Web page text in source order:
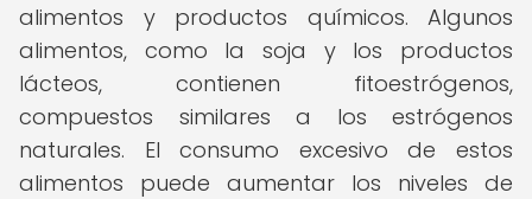
alimentos y productos químicos. Algunos
alimentos, como la soja y los productos
lácteos, contienen fitoestrógenos,
compuestos similares a los estrógenos
naturales. El consumo excesivo de estos
alimentos puede aumentar los niveles de